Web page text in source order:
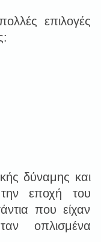
επιλογές
δύναμης και
εποχή του
που είχαν
οπλισμένα